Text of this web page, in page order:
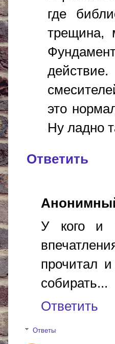
где
трещина,
это
Ну ладно
Ответить
У кого и
прочитал
собирать...
Ответить
Ответы